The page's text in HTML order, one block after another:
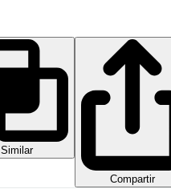
Similar
Compartir